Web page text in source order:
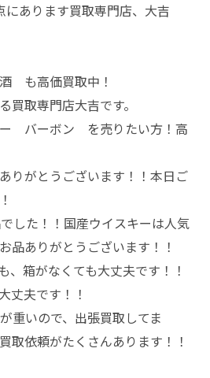
あります買取専門店、大吉
も高価買取中！
買取専門店大吉です。
バーボン を売りたい方！高
りがとうございます！！本日ご
した！！国産ウイスキーは人気
品ありがとうございます！！
、箱がなくても大丈夫です！！
丈夫です！！
重いので、出張買取してま
取依頼がたくさんあります！！